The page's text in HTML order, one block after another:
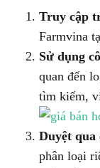
Truy cập
Farmvina
Sử dụng
quan đến
tìm kiếm,
Duyệt qua
phân loại